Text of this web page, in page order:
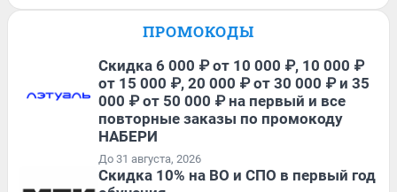
ПРОМОКОДЫ
Скидка 6 000 ₽ от 10 000 ₽, 10 000 ₽
от 15 000 ₽, 20 000 ₽ от 30 000 ₽ и 35
000 ₽ от 50 000 ₽ на первый и все
повторные заказы по промокоду
НАБЕРИ
До 31 августа, 2026
Скидка 10% на ВО и СПО в первый год